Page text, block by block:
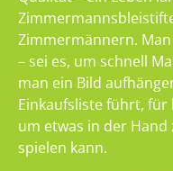
Zimmermännern.
– sei es, um schnell
man ein Bild
Einkaufsliste führt, für
um etwas in der
spielen kann.